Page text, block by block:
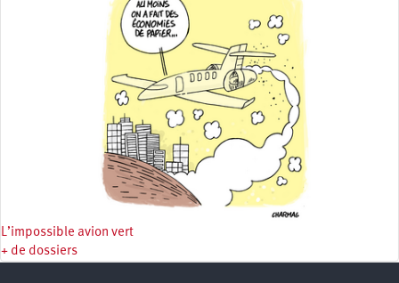
L’impossible avion vert
+ de dossiers